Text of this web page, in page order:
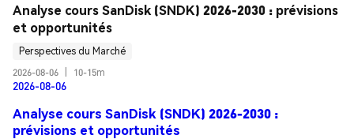
Analyse cours SanDisk (SNDK) 2026-2030 : prévisions
et opportunités
Perspectives du Marché
2026-08-06
10-15m
2026-08-06
Analyse cours SanDisk (SNDK) 2026-2030 :
prévisions et opportunités